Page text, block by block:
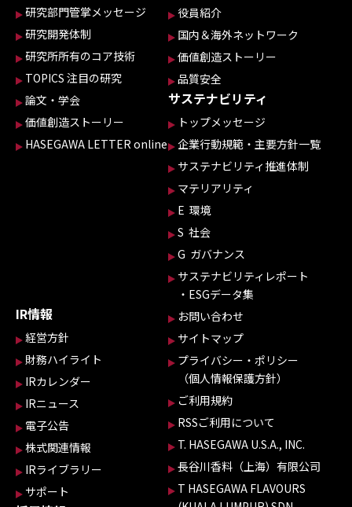
研究部門管掌メッセージ
研究開発体制
研究所所有のコア技術
TOPICS 注目の研究
論文・学会
価値創造ストーリー
HASEGAWA LETTER online
役員紹介
国内＆海外ネットワーク
価値創造ストーリー
品質安全
サステナビリティ
トップメッセージ
企業行動規範・主要方針一覧
サステナビリティ推進体制
マテリアリティ
E 環境
S 社会
G ガバナンス
サステナビリティレポート
・ESGデータ集
IR情報
経営方針
財務ハイライト
IRカレンダー
IRニュース
電子公告
株式関連情報
IRライブラリー
サポート
お問い合わせ
サイトマップ
プライバシー・ポリシー
（個人情報保護方針）
ご利用規約
RSSご利用について
T. HASEGAWA U.S.A., INC.
長谷川香料（上海）有限公司
T HASEGAWA FLAVOURS